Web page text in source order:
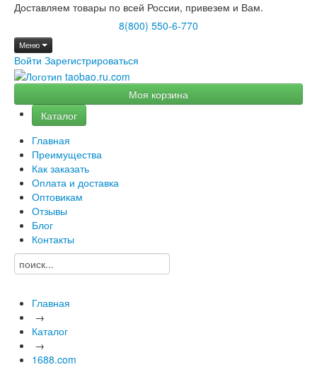
Доставляем товары по всей России, привезем и Вам.
8(800) 550-6-770
Меню
Войти Зарегистрироваться
Моя корзина
Каталог
Главная
Преимущества
Как заказать
Оплата и доставка
Оптовикам
Отзывы
Блог
Контакты
Главная
→
Каталог
→
1688.com